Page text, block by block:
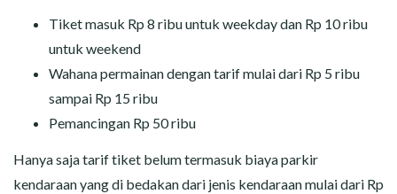
Tiket masuk Rp 8 ribu untuk weekday dan Rp 10 ribu
untuk weekend
Wahana permainan dengan tarif mulai dari Rp 5 ribu
sampai Rp 15 ribu
Pemancingan Rp 50 ribu
Hanya saja tarif tiket belum termasuk biaya parkir
kendaraan yang di bedakan dari jenis kendaraan mulai dari Rp